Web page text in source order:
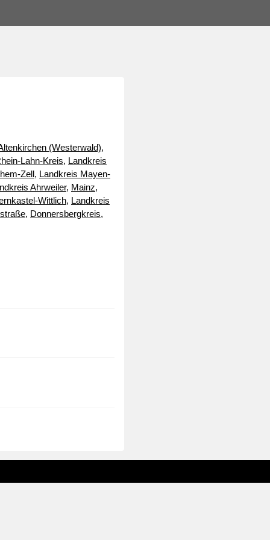
(Westerwald),
Lahn-Kreis, Landkreis
Zell, Landkreis Mayen-
Ahrweiler, Mainz,
Wittlich, Landkreis
, Donnersbergkreis,